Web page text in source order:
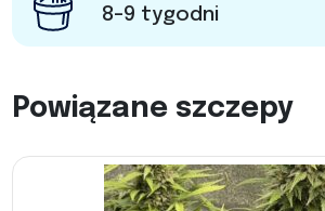
8-9 tygodni
Powiązane szczepy